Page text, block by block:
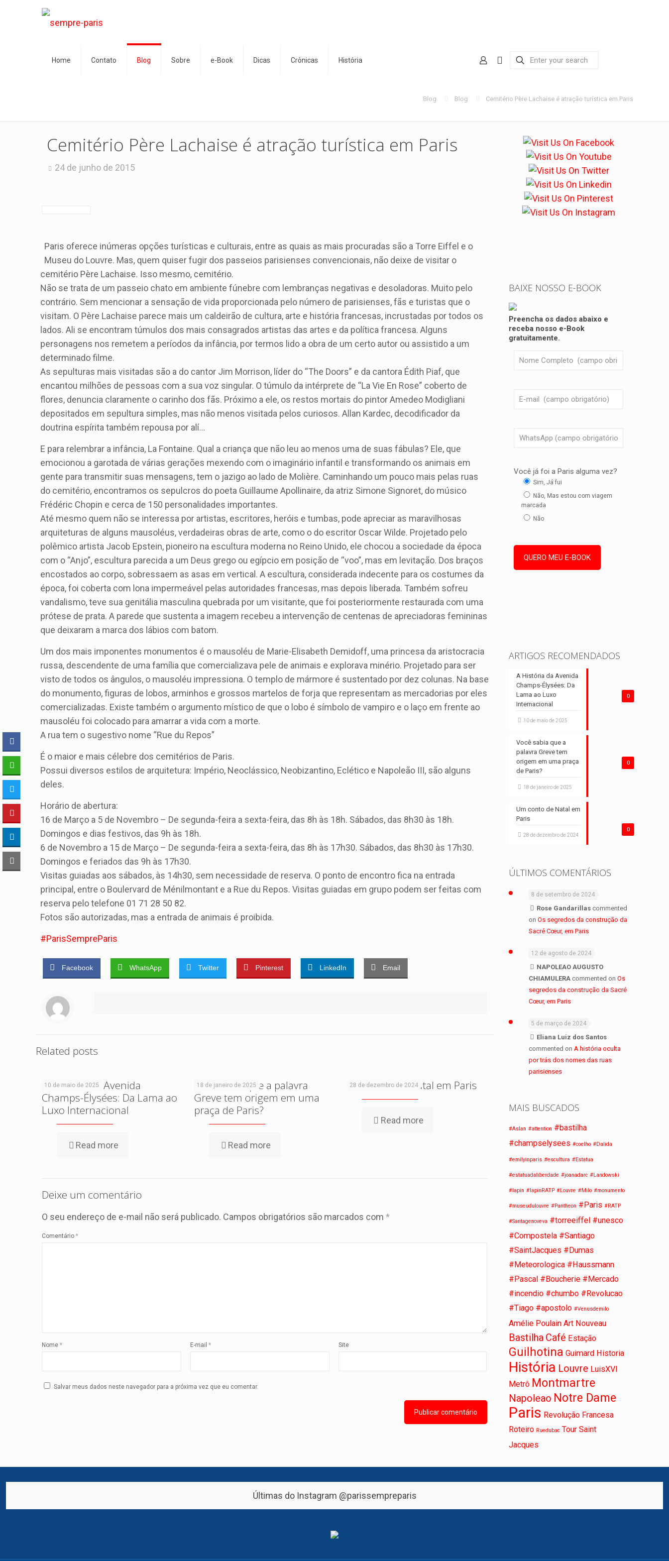
Home Contato Blog Sobre e-Book Dicas Crônicas História
Blog Blog Cemitério Père Lachaise é atração turística em Paris
Cemitério Père Lachaise é atração turística em Paris
24 de junho de 2015
Paris oferece inúmeras opções turísticas e culturais, entre as quais as mais procuradas são a Torre Eiffel e o
Museu do Louvre. Mas, quem quiser fugir dos passeios parisienses convencionais, não deixe de visitar o
cemitério Père Lachaise. Isso mesmo, cemitério.
Não se trata de um passeio chato em ambiente fúnebre com lembranças negativas e desoladoras. Muito pelo
contrário. Sem mencionar a sensação de vida proporcionada pelo número de parisienses, fãs e turistas que o
visitam. O Père Lachaise parece mais um caldeirão de cultura, arte e história francesas, incrustadas por todos os
lados. Ali se encontram túmulos dos mais consagrados artistas das artes e da política francesa. Alguns
personagens nos remetem a períodos da infância, por termos lido a obra de um certo autor ou assistido a um
determinado filme.
As sepulturas mais visitadas são a do cantor Jim Morrison, líder do “The Doors” e da cantora Édith Piaf, que
encantou milhões de pessoas com a sua voz singular. O túmulo da intérprete de “La Vie En Rose” coberto de
flores, denuncia claramente o carinho dos fãs. Próximo a ele, os restos mortais do pintor Amedeo Modigliani
depositados em sepultura simples, mas não menos visitada pelos curiosos. Allan Kardec, decodificador da
doutrina espírita também repousa por alí…
E para relembrar a infância, La Fontaine. Qual a criança que não leu ao menos uma de suas fábulas? Ele, que
emocionou a garotada de várias gerações mexendo com o imaginário infantil e transformando os animais em
gente para transmitir suas mensagens, tem o jazigo ao lado de Molière. Caminhando um pouco mais pelas ruas
do cemitério, encontramos os sepulcros do poeta Guillaume Apollinaire, da atriz Simone Signoret, do músico
Frédéric Chopin e cerca de 150 personalidades importantes.
Até mesmo quem não se interessa por artistas, escritores, heróis e tumbas, pode apreciar as maravilhosas
arquiteturas de alguns mausoléus, verdadeiras obras de arte, como o do escritor Oscar Wilde. Projetado pelo
polêmico artista Jacob Epstein, pioneiro na escultura moderna no Reino Unido, ele chocou a sociedade da época
com o “Anjo”, escultura parecida a um Deus grego ou egípcio em posição de “voo”, mas em levitação. Dos braços
encostados ao corpo, sobressaem as asas em vertical. A escultura, considerada indecente para os costumes da
época, foi coberta com lona impermeável pelas autoridades francesas, mas depois liberada. Também sofreu
vandalismo, teve sua genitália masculina quebrada por um visitante, que foi posteriormente restaurada com uma
prótese de prata. A parede que sustenta a imagem recebeu a intervenção de centenas de apreciadoras femininas
que deixaram a marca dos lábios com batom.
Um dos mais imponentes monumentos é o mausoléu de Marie-Elisabeth Demidoff, uma princesa da aristocracia
russa, descendente de uma família que comercializava pele de animais e explorava minério. Projetado para ser
visto de todos os ângulos, o mausoléu impressiona. O templo de mármore é sustentado por dez colunas. Na base
do monumento, figuras de lobos, arminhos e grossos martelos de forja que representam as mercadorias por eles
comercializadas. Existe também o argumento místico de que o lobo é símbolo de vampiro e o laço em frente ao
mausoléu foi colocado para amarrar a vida com a morte.
A rua tem o sugestivo nome “Rue du Repos”
É o maior e mais célebre dos cemitérios de Paris.
Possui diversos estilos de arquitetura: Império, Neoclássico, Neobizantino, Eclético e Napoleão III, são alguns
deles.
Horário de abertura:
16 de Março a 5 de Novembro – De segunda-feira a sexta-feira, das 8h às 18h. Sábados, das 8h30 às 18h.
Domingos e dias festivos, das 9h às 18h.
6 de Novembro a 15 de Março – De segunda-feira a sexta-feira, das 8h às 17h30. Sábados, das 8h30 às 17h30.
Domingos e feriados das 9h às 17h30.
Visitas guiadas aos sábados, às 14h30, sem necessidade de reserva. O ponto de encontro fica na entrada
principal, entre o Boulervard de Ménilmontant e a Rue du Repos. Visitas guiadas em grupo podem ser feitas com
reserva pelo telefone 01 71 28 50 82.
Fotos são autorizadas, mas a entrada de animais é proibida.
‪#‎ParisSempreParis‬
Facebook WhatsApp Twitter Pinterest LinkedIn Email
Related posts
10 de maio de 2025
A História da Avenida
Champs-Élysées: Da Lama ao
Luxo Internacional
Read more
18 de janeiro de 2025
Você sabia que a palavra
Greve tem origem em uma
praça de Paris?
Read more
28 de dezembro de 2024
Um conto de Natal em Paris
Read more
Deixe um comentário
O seu endereço de e-mail não será publicado. Campos obrigatórios são marcados com *
Comentário *
Nome * E-mail* Site
Salvar meus dados neste navegador para a próxima vez que eu comentar.
BAIXE NOSSO E-BOOK
Preencha os dados abaixo e
receba nosso e-Book
gratuitamente.
Você já foi a Paris alguma vez?
Sim, Já fui
Não, Mas estou com viagem
marcada
Não
ARTIGOS RECOMENDADOS
0
A História da Avenida
Champs-Élysées: Da
Lama ao Luxo
Internacional
10 de maio de 2025
0
Você sabia que a
palavra Greve tem
origem em uma praça
de Paris?
18 de janeiro de 2025
0
Um conto de Natal em
Paris
28 de dezembro de 2024
ÚLTIMOS COMENTÁRIOS
8 de setembro de 2024
Rose Gandarillas commented
onOs segredos da construção da
Sacré Cœur, em Paris
12 de agosto de 2024
NAPOLEAO AUGUSTO
CHIAMULERA commented onOs
segredos da construção da Sacré
Cœur, em Paris
5 de março de 2024
Eliana Luiz dos Santos
commented onA história oculta
por trás dos nomes das ruas
parisienses
MAIS BUSCADOS
#Aslan #attention #bastilha
#champselysees #coelho #Dalida
#emilyinparis #escultura #Estatua
#estatuadaliberdade #joanadarc #Landowski
#lapin #lapinRATP #Louvre #Milo #monumento
#museudulouvre #Pantheon #Paris #RATP
#Santagenoveva #torreeiffel #unesco
#Compostela #Santiago
#SaintJacques #Dumas
#Meteorologica #Haussmann
#Pascal #Boucherie #Mercado
#incendio #chumbo #Revolucao
#Tiago #apostolo #Venusdemilo
Amélie Poulain Art Nouveau
Bastilha Café Estação
Guilhotina Guimard Historia
História Louvre LuisXVI
Metrô Montmartre
Napoleao Notre Dame
Paris Revolução Francesa
Roteiro Ruedubac Tour Saint
Jacques
Últimas do Instagram @parissempreparis